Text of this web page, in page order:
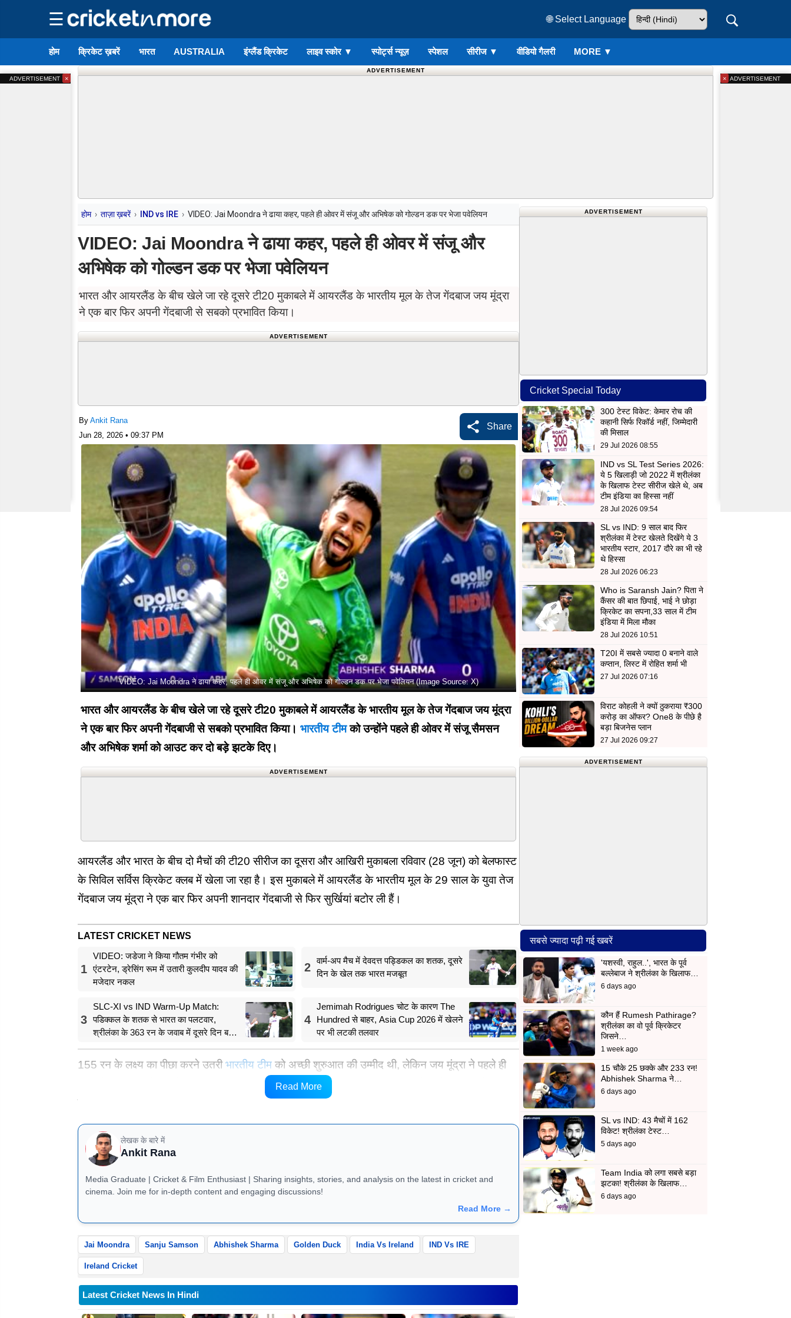
☰ 🌐 Select Language
होम क्रिकेट ख़बरें भारत AUSTRALIA इंग्लैंड क्रिकेट लाइव स्कोर ▼ स्पोर्ट्स न्यूज़ स्पेशल सीरीज ▼ वीडियो गैलरी MORE ▼
ADVERTISEMENT
होम ताज़ा ख़बरें IND vs IRE VIDEO: Jai Moondra ने ढाया कहर, पहले ही ओवर में संजू और अभिषेक को गोल्डन डक पर भेजा पवेलियन
VIDEO: Jai Moondra ने ढाया कहर, पहले ही ओवर में संजू और
अभिषेक को गोल्डन डक पर भेजा पवेलियन
भारत और आयरलैंड के बीच खेले जा रहे दूसरे टी20 मुकाबले में आयरलैंड के भारतीय मूल के तेज गेंदबाज जय मूंद्रा
ने एक बार फिर अपनी गेंदबाजी से सबको प्रभावित किया।
ADVERTISEMENT
By Ankit Rana
Jun 28, 2026 • 09:37 PM
Share
VIDEO: Jai Moondra ने ढाया कहर, पहले ही ओवर में संजू और अभिषेक को गोल्डन डक पर भेजा पवेलियन (Image Source: X)
भारत और आयरलैंड के बीच खेले जा रहे दूसरे टी20 मुकाबले में आयरलैंड के भारतीय मूल के तेज गेंदबाज जय मूंद्रा
ने एक बार फिर अपनी गेंदबाजी से सबको प्रभावित किया। भारतीय टीमको उन्होंने पहले ही ओवर में संजू सैमसन
और अभिषेक शर्मा को आउट कर दो बड़े झटके दिए।
ADVERTISEMENT
आयरलैंड और भारत के बीच दो मैचों की टी20 सीरीज का दूसरा और आखिरी मुकाबला रविवार (28 जून) को बेलफास्ट
के सिविल सर्विस क्रिकेट क्लब में खेला जा रहा है। इस मुकाबले में आयरलैंड के भारतीय मूल के 29 साल के युवा तेज
गेंदबाज जय मूंद्रा ने एक बार फिर अपनी शानदार गेंदबाजी से फिर सुर्खियां बटोर ली हैं।
LATEST CRICKET NEWS
1
VIDEO: जडेजा ने किया गौतम गंभीर को
एंटरटेन, ड्रेसिंग रूम में उतारी कुलदीप यादव की
मजेदार नकल
2
वार्म-अप मैच में देवदत्त पड्डिकल का शतक, दूसरे
दिन के खेल तक भारत मजबूत
3
SLC-XI vs IND Warm-Up Match:
पडिक्कल के शतक से भारत का पलटवार,
श्रीलंका के 363 रन के जवाब में दूसरे दिन बनाए
4
Jemimah Rodrigues चोट के कारण The
Hundred से बाहर, Asia Cup 2026 में खेलने
पर भी लटकी तलवार
155 रन के लक्ष्य का पीछा करने उतरीभारतीय टीम को अच्छी शुरुआत की उम्मीद थी, लेकिन जय मूंद्रा ने पहले ही
ओवर में भारत की योजनाओं पर पानी फेर दिया। अपना सिर्फ दूसरा अंतरराष्ट्रीय मुकाबला खेल रहे बाएं हाथ के इस
तेज गेंदबाज ने पहले ओवर में ही भारत के दोनों सलामी बल्लेबाजों को पवेलियन भेजकर सनसनी मचा दी।
Read More
लेखक के बारे में
Ankit Rana
Media Graduate | Cricket & Film Enthusiast | Sharing insights, stories, and analysis on the latest in cricket and
cinema. Join me for in-depth content and engaging discussions!
Read More →
Jai Moondra Sanju Samson Abhishek Sharma Golden Duck India Vs Ireland IND Vs IRE
Ireland Cricket
Latest Cricket News In Hindi
ADVERTISEMENT
Cricket Special Today
300 टेस्ट विकेट: केमार रोच की
कहानी सिर्फ रिकॉर्ड नहीं, जिम्मेदारी
की मिसाल
29 Jul 2026 08:55
IND vs SL Test Series 2026:
ये 5 खिलाड़ी जो 2022 में श्रीलंका
के खिलाफ टेस्ट सीरीज खेले थे, अब
टीम इंडिया का हिस्सा नहीं
28 Jul 2026 09:54
SL vs IND: 9 साल बाद फिर
श्रीलंका में टेस्ट खेलते दिखेंगे ये 3
भारतीय स्टार, 2017 दौरे का भी रहे
थे हिस्सा
28 Jul 2026 06:23
Who is Saransh Jain? पिता ने
कैंसर की बात छिपाई, भाई ने छोड़ा
क्रिकेट का सपना,33 साल में टीम
इंडिया में मिला मौका
28 Jul 2026 10:51
T20I में सबसे ज्यादा 0 बनाने वाले
कप्तान, लिस्ट में रोहित शर्मा भी
27 Jul 2026 07:16
विराट कोहली ने क्यों ठुकराया ₹300
करोड़ का ऑफर? One8 के पीछे है
बड़ा बिजनेस प्लान
27 Jul 2026 09:27
ADVERTISEMENT
सबसे ज्यादा पढ़ी गई खबरें
'यशस्वी, राहुल..', भारत के पूर्व
बल्लेबाज ने श्रीलंका के खिलाफ…
6 days ago
कौन हैं Rumesh Pathirage?
श्रीलंका का वो पूर्व क्रिकेटर
जिसने…
1 week ago
15 चौके 25 छक्के और 233 रन!
Abhishek Sharma ने…
6 days ago
SL vs IND: 43 मैचों में 162
विकेट! श्रीलंका टेस्ट…
5 days ago
Team India को लगा सबसे बड़ा
झटका! श्रीलंका के खिलाफ…
6 days ago
ADVERTISEMENT × ADVERTISEMENT
×